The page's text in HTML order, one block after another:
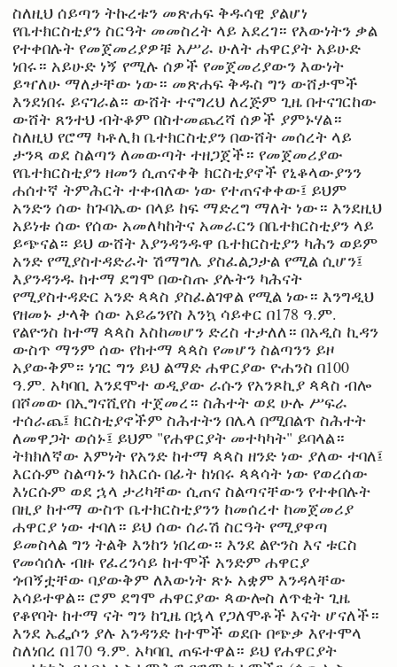
ስለዚህ ሰይጣን ትኩረቱን መጽሐፍ ቅዱሳዊ ያልሆነ
የቤተክርስቲያን ስርዓት መመስረት ላይ አደረገ። የእውነትን ቃል
የተቀበሉት የመጀመሪያዎቹ አሥራ ሁለት ሐዋርያት አይሁድ
ነበሩ። አይሁድ ነኝ የሚሉ ሰዎች የመጀመሪያውን እውነት
ይዣለሁ ማለታቸው ነው። መጽሐፍ ቅዱስ ግን ውሸታሞች
እንደነበሩ ይናገራል። ውሸት ተናግረህ ለረጅም ጊዜ በተናገርከው
ውሸት ጸንተህ ብትቆም በስተመጨረሻ ሰዎች ያምኑሃል።
ስለዚህ የሮማ ካቶሊክ ቤተክርስቲያን በውሸት መሰረት ላይ
ታንጻ ወደ ስልጣን ለመውጣት ተዘጋጀች። የመጀመሪያው
የቤተክርስቲያን ዘመን ሲጠናቀቅ ክርስቲያኖች የኒቆላውያንን
ሐሰተኛ ትምሕርት ተቀብለው ነው የተጠናቀቀው፤ ይህም
አንድን ሰው ከጉባኤው በላይ ከፍ ማድረግ ማለት ነው። እንደዚህ
አይነቱ ሰው የሰው አመለካከትና አመራርን በቤተክርስቲያን ላይ
ይጭናል። ይህ ውሸት እያንዳንዱዋ ቤተክርስቲያን ካሕን ወይም
አንድ የሚያስተዳድራት ሽማግሌ ያስፈልጋታል የሚል ሲሆን፤
እያንዳንዱ ከተማ ደግሞ በውስጡ ያሉትን ካሕናት
የሚያስተዳድር አንድ ጳጳስ ያስፈልገዋል የሚል ነው። እንግዲህ
የዘመኑ ታላቅ ሰው አይሬንየስ እንኳ ሳይቀር በ178 ዓ.ም.
የልዮንስ ከተማ ጳጳስ እስከመሆን ድረስ ተታለለ። በአዲስ ኪዳን
ውስጥ ማንም ሰው የከተማ ጳጳስ የመሆን ስልጣንን ይዞ
አያውቅም። ነገር ግን ይህ ልማድ ሐዋርያው ዮሐንስ በ100
ዓ.ም. አካባቢ እንደሞተ ወዲያው ራሱን የአንጾኪያ ጳጳስ ብሎ
በሾመው በኢግናሺየስ ተጀመረ። ስሕተት ወደ ሁሉ ሥፍራ
ተሰራጨ፤ ክርስቲያኖችም ስሕተትን በሌላ በሚበልጥ ስሕተት
ለመዋጋት ወሰኑ፤ ይህም "የሐዋርያት መተካካት" ይባላል።
ትክክለኛው እምነት የአንድ ከተማ ጳጳስ ዘንድ ነው ያለው ተባለ፤
እርሱም ስልጣኑን ከእርሱ በፊት ከነበሩ ጳጳሳት ነው የወረሰው
እነርሱም ወደ ኋላ ታሪካቸው ሲጠና ስልጣናቸውን የተቀበሉት
በዚያ ከተማ ውስጥ ቤተክርስቲያንን ከመሰረተ ከመጀመሪያ
ሐዋርያ ነው ተባለ። ይህ ሰው ሰራሽ ስርዓት የሚያዋጣ
ይመስላል ግን ትልቅ እንከን ነበረው። እንደ ልዮንስ እና ቱርስ
የመሳሰሉ ብዙ የፈረንሳይ ከተሞች አንድም ሐዋርያ
ጎብኝቷቸው ባያውቅም ለእውነት ጽኑ አቋም እንዳላቸው
አሳይተዋል። ሮም ደግሞ ሐዋርያው ጳውሎስ ለጥቂት ጊዜ
የቆየባት ከተማ ናት ግን ከጊዜ በኋላ የጋለሞቶች እናት ሆናለች።
እንደ ኤፌሶን ያሉ አንዳንድ ከተሞች ወደቡ በጭቃ እየተሞላ
ስለነበረ በ170 ዓ.ም. አካባቢ ጠፍተዋል። ይህ የሐዋርያት